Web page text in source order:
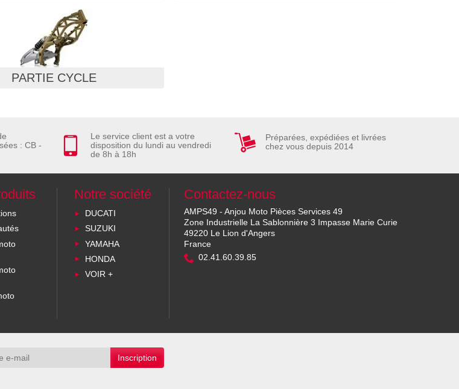
PARTIE CYCLE
: CB -
Le service client est a votre
disposition du lundi au vendredi
de 8h à 18h
Préparées, expédiées et livrées
chez vous depuis 2014
Notre société
DUCATI
SUZUKI
YAMAHA
HONDA
VOIR +
Contactez-nous
AMPS49 - Anjou Moto Pièces Services 49
Zone Industrielle La Sablonnière 3 Impasse Marie Curie
49220 Le Lion d'Angers
France
02.41.60.39.85